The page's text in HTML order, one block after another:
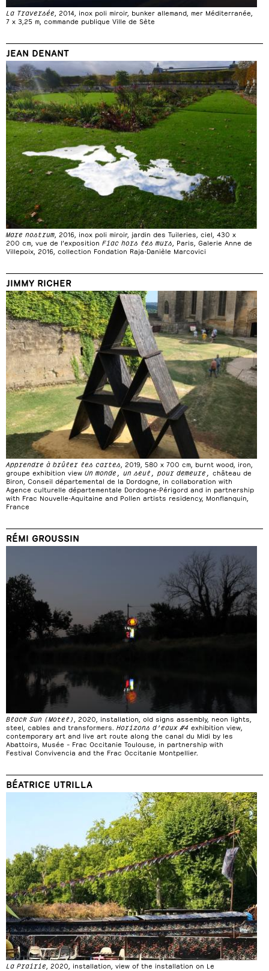
La Traversée, 2014, inox poli miroir, bunker allemand, mer Méditerranée,
7 x 3,25 m, commande publique Ville de Sète
JEAN DENANT
Mare nostrum, 2016, inox poli miroir, jardin des Tuileries, ciel, 430 x
200 cm, vue de l’exposition Fiac hors les murs, Paris, Galerie Anne de
Villepoix, 2016, collection Fondation Raja-Danièle Marcovici
JIMMY RICHER
Apprendre à brûler les cartes , 2019, 580 x 700 cm, burnt wood, iron,
groupe exhibition view Un monde, un seul, pour demeure, château de
Biron, Conseil départemental de la Dordogne, in collaboration with
Agence culturelle départementale Dordogne-Périgord and in partnership
with Frac Nouvelle-Aquitaine and Pollen artists residency, Monflanquin,
France
RÉMI GROUSSIN
Black Sun (Motel) , 2020, installation, old signs assembly, neon lights,
steel, cables and transformers. Horizons d’eaux #4 exhibition view,
contemporary art and live art route along the canal du Midi by les
Abattoirs, Musée – Frac Occitanie Toulouse, in partnership with
Festival Convivencia and the Frac Occitanie Montpellier.
BÉATRICE UTRILLA
La Prairie, 2020, installation, view of the installation on Le